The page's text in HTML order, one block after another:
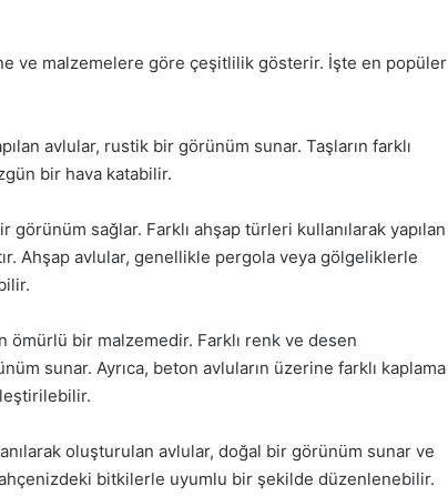
ve malzemelere göre çeşitlilik gösterir. İşte en popüler
avlular, rustik bir görünüm sunar. Taşların farklı
bir hava katabilir.
sağlar. Farklı ahşap türleri kullanılarak yapılan
Ahşap avlular, genellikle pergola veya gölgeliklerle
ömürlü bir malzemedir. Farklı renk ve desen
sunar. Ayrıca, beton avluların üzerine farklı kaplama
oluşturulan avlular, doğal bir görünüm sunar ve
bitkilerle uyumlu bir şekilde düzenlenebilir.